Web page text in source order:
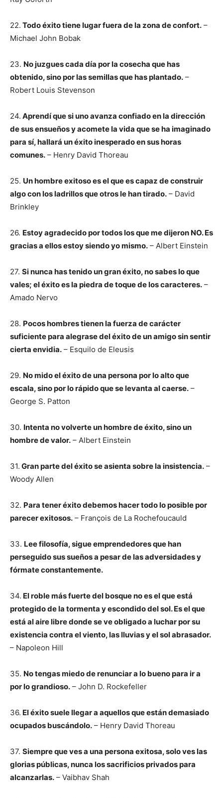
22. Todo éxito tiene lugar fuera de la zona de confort. –
Michael John Bobak
23. No juzgues cada día por la cosecha que has
obtenido, sino por las semillas que has plantado. –
Robert Louis Stevenson
24. Aprendí que si uno avanza confiado en la dirección
de sus ensueños y acomete la vida que se ha imaginado
para sí, hallará un éxito inesperado en sus horas
comunes. – Henry David Thoreau
25. Un hombre exitoso es el que es capaz de construir
algo con los ladrillos que otros le han tirado. – David
Brinkley
26. Estoy agradecido por todos los que me dijeron NO. Es
gracias a ellos estoy siendo yo mismo. – Albert Einstein
27. Si nunca has tenido un gran éxito, no sabes lo que
vales; el éxito es la piedra de toque de los caracteres. –
Amado Nervo
28. Pocos hombres tienen la fuerza de carácter
suficiente para alegrase del éxito de un amigo sin sentir
cierta envidia. – Esquilo de Eleusis
29. No mido el éxito de una persona por lo alto que
escala, sino por lo rápido que se levanta al caerse. –
George S. Patton
30. Intenta no volverte un hombre de éxito, sino un
hombre de valor. – Albert Einstein
31. Gran parte del éxito se asienta sobre la insistencia. –
Woody Allen
32. Para tener éxito debemos hacer todo lo posible por
parecer exitosos. – François de La Rochefoucauld
33. Lee filosofía, sigue emprendedores que han
perseguido sus sueños a pesar de las adversidades y
fórmate constantemente.
34. El roble más fuerte del bosque no es el que está
protegido de la tormenta y escondido del sol. Es el que
está al aire libre donde se ve obligado a luchar por su
existencia contra el viento, las lluvias y el sol abrasador.
– Napoleon Hill
35. No tengas miedo de renunciar a lo bueno para ir a
por lo grandioso. – John D. Rockefeller
36. El éxito suele llegar a aquellos que están demasiado
ocupados buscándolo. – Henry David Thoreau
37. Siempre que ves a una persona exitosa, solo ves las
glorias públicas, nunca los sacrificios privados para
alcanzarlas. – Vaibhav Shah